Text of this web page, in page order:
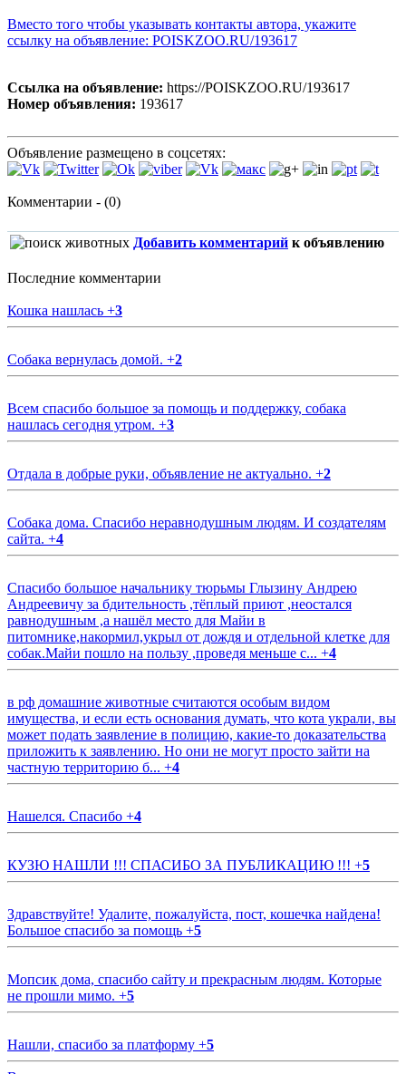
Вместо того чтобы указывать контакты автора, укажите
ссылку на объявление: POISKZOO.RU/193617
Ссылка на объявление: https://POISKZOO.RU/193617
Номер объявления: 193617
Объявление размещено в соцсетях:
Комментарии - (0)
Добавить комментарий к объявлению
Последние комментарии
Кошка нашлась +3
Собака вернулась домой. +2
Всем спасибо большое за помощь и поддержку, собака
нашлась сегодня утром. +3
Отдала в добрые руки, объявление не актуально. +2
Собака дома. Спасибо неравнодушным людям. И создателям
сайта. +4
Спасибо большое начальнику тюрьмы Глызину Андрею
Андреевичу за бдительность ,тёплый приют ,неостался
равнодушным ,а нашёл место для Майи в
питомнике,накормил,укрыл от дождя и отдельной клетке для
собак.Майи пошло на пользу ,проведя меньше с... +4
в рф домашние животные считаются особым видом
имущества, и если есть основания думать, что кота украли, вы
может подать заявление в полицию, какие-то доказательства
приложить к заявлению. Но они не могут просто зайти на
частную территорию б... +4
Нашелся. Спасибо +4
КУЗЮ НАШЛИ !!! СПАСИБО ЗА ПУБЛИКАЦИЮ !!! +5
Здравствуйте! Удалите, пожалуйста, пост, кошечка найдена!
Большое спасибо за помощь +5
Мопсик дома, спасибо сайту и прекрасным людям. Которые
не прошли мимо. +5
Нашли, спасибо за платформу +5